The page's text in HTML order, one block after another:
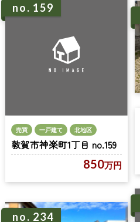
no. 159
売買 一戸建て 北地区
敦賀市神楽町1丁目 no.159
850万円
no. 234